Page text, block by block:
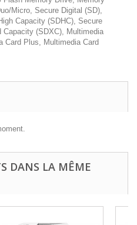
Micro, Secure Digital (SD),
Capacity (SDHC), Secure
Capacity (SDXC), Multimedia
Card Plus, Multimedia Card
DANS LA MÊME